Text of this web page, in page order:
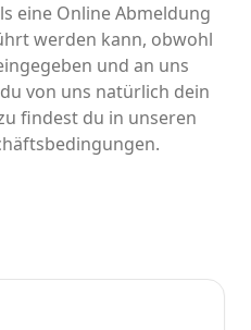
eine Online Abmeldung
werden kann, obwohl
und an uns
von uns natürlich dein
findest du in unseren